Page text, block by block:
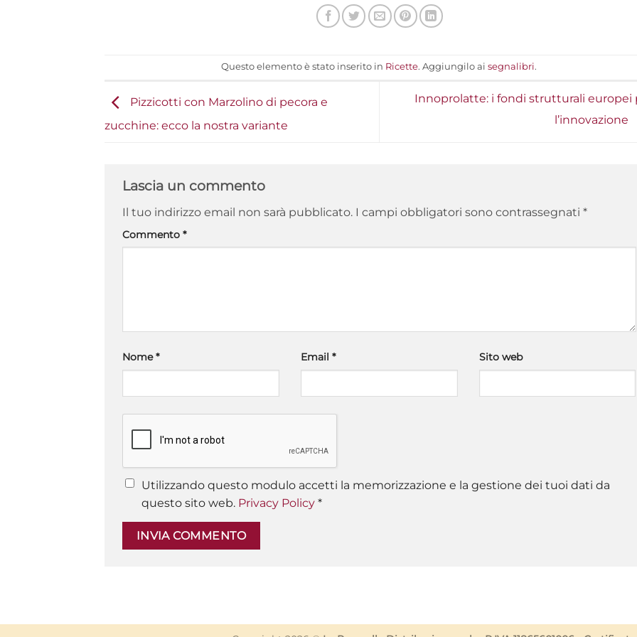
Questo elemento è stato inserito in Ricette. Aggiungilo aisegnalibri.
Pizzicotti con Marzolino di pecora e
zucchine: ecco la nostra variante
Innoprolatte: i fondi strutturali europei
l’innovazione
Lascia un commento
Il tuo indirizzo email non sarà pubblicato. I campi obbligatori sono contrassegnati *
Commento *
Nome* Email * Sito web
Utilizzando questo modulo accetti la memorizzazione e la gestione dei tuoi dati da
questo sito web. Privacy Policy *